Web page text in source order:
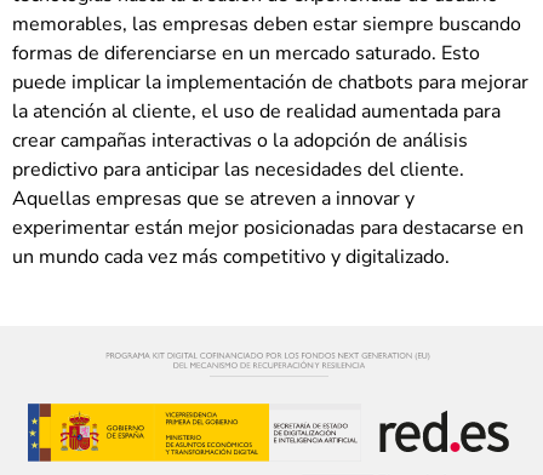
memorables, las empresas deben estar siempre buscando
formas de diferenciarse en un mercado saturado. Esto
puede implicar la implementación de chatbots para mejorar
la atención al cliente, el uso de realidad aumentada para
crear campañas interactivas o la adopción de análisis
predictivo para anticipar las necesidades del cliente.
Aquellas empresas que se atreven a innovar y
experimentar están mejor posicionadas para destacarse en
un mundo cada vez más competitivo y digitalizado.